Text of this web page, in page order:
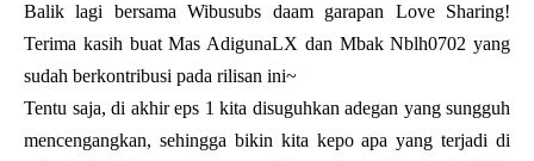
Balik lagi bersama Wibusubs daam garapan Love Sharing!
Terima kasih buat Mas AdigunaLX dan Mbak Nblh0702 yang
sudah berkontribusi pada rilisan ini~
Tentu saja, di akhir eps 1 kita disuguhkan adegan yang sungguh
mencengangkan, sehingga bikin kita kepo apa yang terjadi di